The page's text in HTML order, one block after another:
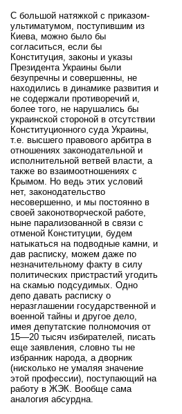
С большой натяжкой с приказом-
ультиматумом, поступившим из
Киева, можно было бы
согласиться, если бы
Конституция, законы и указы
Президента Украины были
безупречны и совершенны, не
находились в динамике развития и
не содержали противоречий и,
более того, не нарушались бы
украинской стороной в отсутствии
Конституционного суда Украины,
т.е. высшего правового арбитра в
отношениях законодательной и
исполнительной ветвей власти, а
также во взаимоотношениях с
Крымом. Но ведь этих условий
нет, законодательство
несовершенно, и мы постоянно в
своей законотворческой работе,
ныне парализованной в связи с
отменой Конституции, будем
натыкаться на подводные камни, и
дав расписку, можем даже по
незначительному факту в силу
политических пристрастий угодить
на скамью подсудимых. Одно
депо давать расписку о
неразглашении государственной и
военной тайны и другое дело,
имея депутатские полномочия от
15—20 тысяч избирателей, писать
еще заявления, словно ты не
избранник народа, а дворник
(нисколько не умаляя значение
этой профессии), поступающий на
работу в ЖЭК. Вообще сама
аналогия абсурдна.